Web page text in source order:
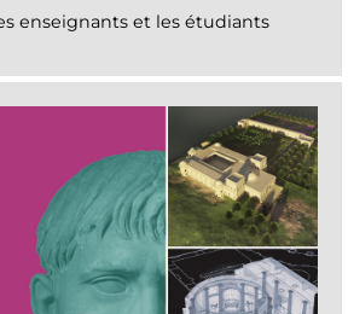
enseignants et les étudiants